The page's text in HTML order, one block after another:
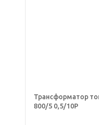
Трансформатор
800/5 0,5/10Р